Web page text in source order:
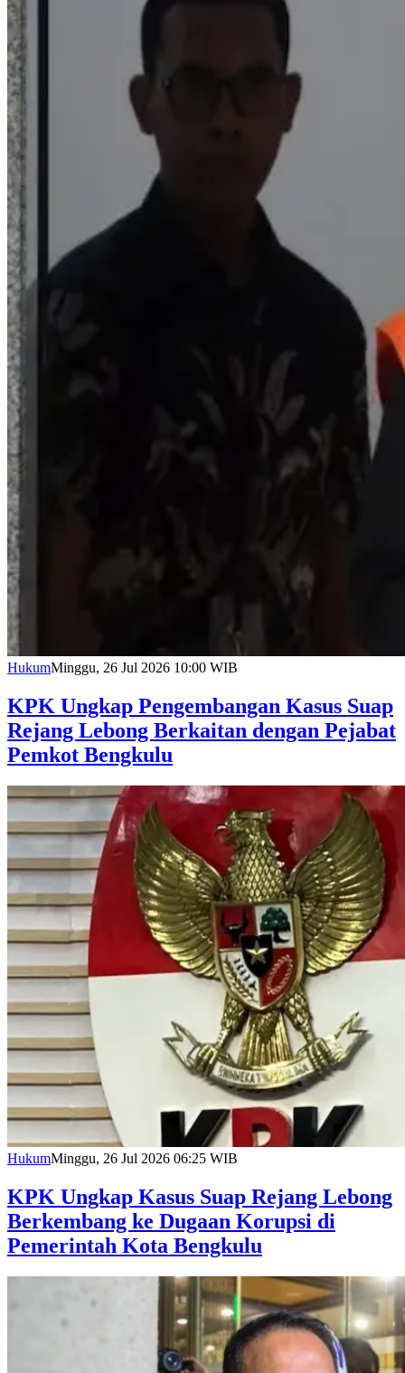
HukumMinggu, 26 Jul 2026 10:00 WIB
KPK Ungkap Pengembangan Kasus Suap
Rejang Lebong Berkaitan dengan Pejabat
Pemkot Bengkulu
HukumMinggu, 26 Jul 2026 06:25 WIB
KPK Ungkap Kasus Suap Rejang Lebong
Berkembang ke Dugaan Korupsi di
Pemerintah Kota Bengkulu